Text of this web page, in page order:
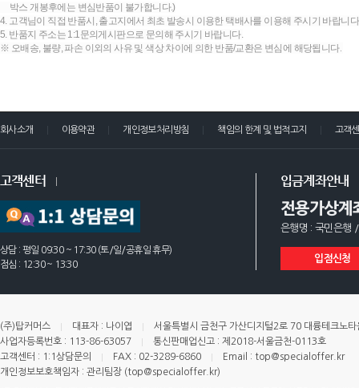
박스 개봉후에는 변심반품이 불가합니다.)
4. 고객님이 직접 반품시, 출고지에서 최초 발송시 이용한 택배사를 이용해 주시기 바랍니
5. 반품지 주소는 1:1문의게시판으로 문의해 주시기 바랍니다.
※ 오배송, 불량, 파손 이외의 사유 및 색상 차이에 의한 반품/교환은 변심에 해당됩니다.
회사소개 이용약관 개인정보처리방침 책임의 한계 및 법적고지 고객
고객센터
상담 : 평일 09:30 ~ 17:30 (토/일/공휴일 휴무)
점심 : 12:30 ~ 13:30
입금계좌안내
전용가상계
은행명 : 국민은행
입점신청
(주)탑커머스 대표자 : 나이엽
서울특별시 금천구 가산디지털2로 70 대륭테크노
사업자등록번호 : 113-86-63057
통신판매업신고 : 제2018-서울금천-0113호
고객센터 : 1:1상담문의
FAX : 02-3289-6860
Email : top@specialoffer.kr
개인정보보호책임자 : 관리팀장 (top@specialoffer.kr)